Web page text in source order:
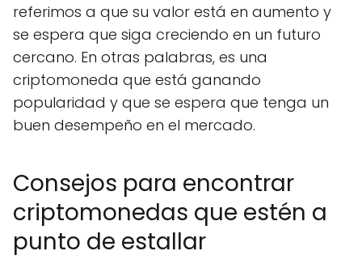
referimos a que su valor está en aumento y
se espera que siga creciendo en un futuro
cercano. En otras palabras, es una
criptomoneda que está ganando
popularidad y que se espera que tenga un
buen desempeño en el mercado.
Consejos para encontrar
criptomonedas que estén a
punto de estallar